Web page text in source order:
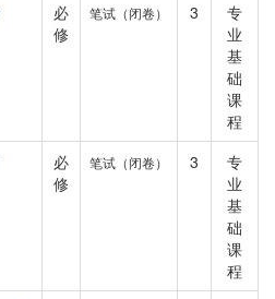
必
修
笔试（闭卷） 3
专
业
基
础
课
程
必
修
笔试（闭卷） 3
专
业
基
础
课
程